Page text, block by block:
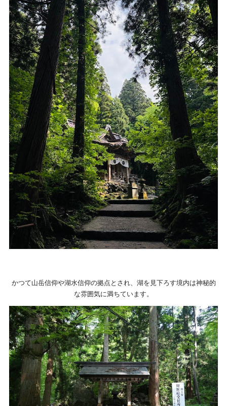
かつて山岳信仰や湖水信仰の拠点とされ、湖を見下ろす境内は神秘的
な雰囲気に満ちています。